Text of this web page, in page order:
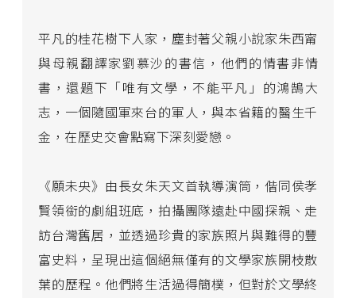
平凡的桂花樹下人家，塵封著父親小說家朱西甯
與母親翻譯家劉慕沙的書信，他們的情書非情
書，還題下「唯有文學，不能平凡」的鴻鵠大
志，一個隨國軍來台的軍人，與本省籍的醫生千
金，在歷史交會點寫下深刻愛戀。
《願未央》由長女朱天文首執導演筒，偕同侯孝
賢領銜的劇組班底，拍攝團隊遠赴中國探親、走
訪台灣舊居，並透過珍貴的家族照片與難得的豐
富史料，呈現出這個絕無僅有的文學家族開枝散
葉的歷程。他們將生活過得簡樸，但對於文學終